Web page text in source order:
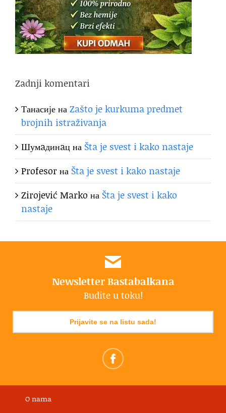
Zadnji komentari
ТанасијенаZašto je kurkuma predmet
brojnih istraživanja
Шумaдинaцна Šta je svest i kako nastaje
Profesorна Šta je svest i kako nastaje
Zirojević Marko на Šta je svest i kako
nastaje
Newsletter Bastabalkana
Budite u toku!
Prijavite se na listu sada!
O nama